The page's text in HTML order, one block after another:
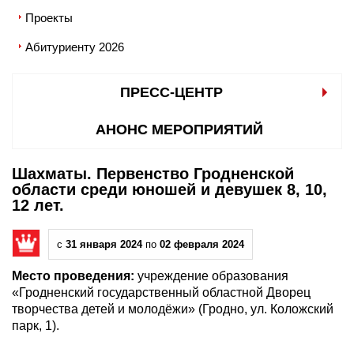
Проекты
Абитуриенту 2026
ПРЕСС-ЦЕНТР
АНОНС МЕРОПРИЯТИЙ
Шахматы. Первенство Гродненской
области среди юношей и девушек 8, 10,
12 лет.
с 31 января 2024по 02 февраля 2024
Место проведения: учреждение образования
«Гродненский государственный областной Дворец
творчества детей и молодёжи» (Гродно, ул. Коложский
парк, 1).